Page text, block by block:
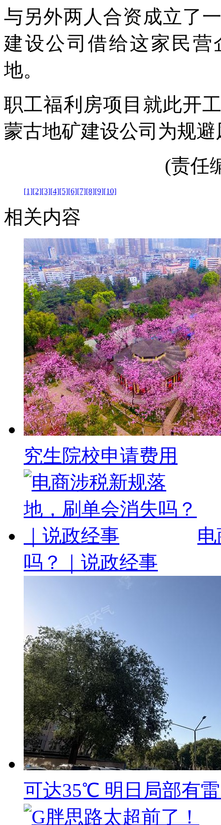
与另外两人合资成立了
建设公司借给这家民营
地。
职工福利房项目就此开
蒙古地矿建设公司为规
(责任
[1][2][3][4][5][6][7][8][9][10]
相关内容
究生院校申请费用
吗？｜说政经事
可达35℃ 明日局部有